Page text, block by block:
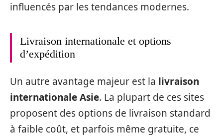
influencés par les tendances modernes.
Livraison internationale et options
d’expédition
Un autre avantage majeur est la livraison
internationale Asie. La plupart de ces sites
proposent des options de livraison standard
à faible coût, et parfois même gratuite, ce